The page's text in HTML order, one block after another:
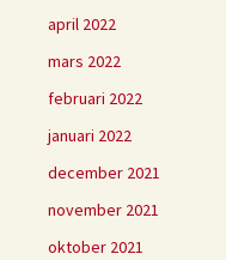
april 2022
mars 2022
februari 2022
januari 2022
december 2021
november 2021
oktober 2021